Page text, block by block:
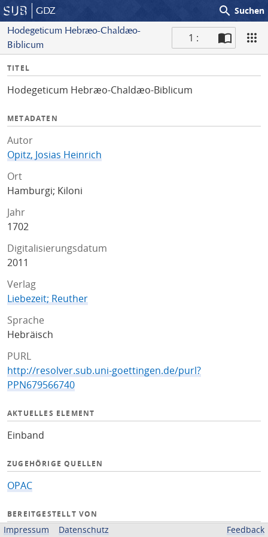
GDZ search Suchen
Hodegeticum Hebræo-Chaldæo-
Biblicum
1 :
I
f
TITEL
Hodegeticum Hebræo-Chaldæo-Biblicum
METADATEN
Autor
Opitz, Josias Heinrich
Ort
Hamburgi; Kiloni
Jahr
1702
Digitalisierungsdatum
2011
Verlag
Liebezeit; Reuther
Sprache
Hebräisch
PURL
http://resolver.sub.uni-goettingen.de/purl?
PPN679566740
AKTUELLES ELEMENT
Einband
ZUGEHÖRIGE QUELLEN
OPAC
BEREITGESTELLT VON
Impressum Datenschutz Feedback